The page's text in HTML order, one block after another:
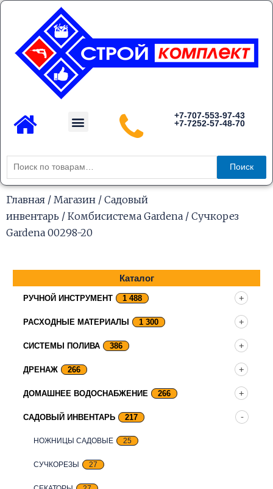
Перейти
содержимому
Menu
+7-707-553-97-43
+7-7252-57-48-70
Искать:
Поиск
Главная / Магазин / Садовый
инвентарь / Комбисистема Gardena / Сучкорез
Gardena 00298-20
Каталог
РУЧНОЙ ИНСТРУМЕНТ 1 488
РАСХОДНЫЕ МАТЕРИАЛЫ 1 300
СИСТЕМЫ ПОЛИВА 386
ДРЕНАЖ 266
ДОМАШНЕЕ ВОДОСНАБЖЕНИЕ 266
САДОВЫЙ ИНВЕНТАРЬ 217
НОЖНИЦЫ САДОВЫЕ 25
СУЧКОРЕЗЫ 27